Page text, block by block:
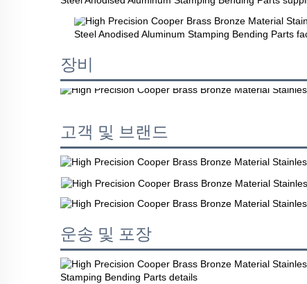
장비
고객 및 브랜드
운송 및 포장